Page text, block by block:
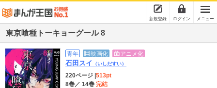
新規登録 ログイン メニュー
東京喰種トーキョーグール 8
青年 映画化 アニメ化
石田スイ （いしだすい）
220ページ 513pt
8巻／ 14巻 完結